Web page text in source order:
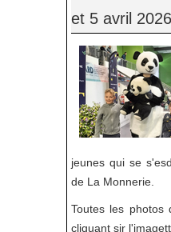
et 5 avril
jeunes qui se
de La Monnerie.
Toutes les photos
cliquant sir